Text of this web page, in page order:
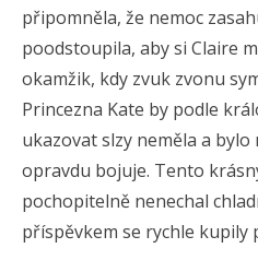
připomněla, že nemoc
poodstoupila, aby si Claire
okamžik, kdy zvuk zvonu
Princezna Kate by podle
ukazovat slzy neměla a
opravdu bojuje. Tento
pochopitelně nenechal
příspěvkem se rychle kupily